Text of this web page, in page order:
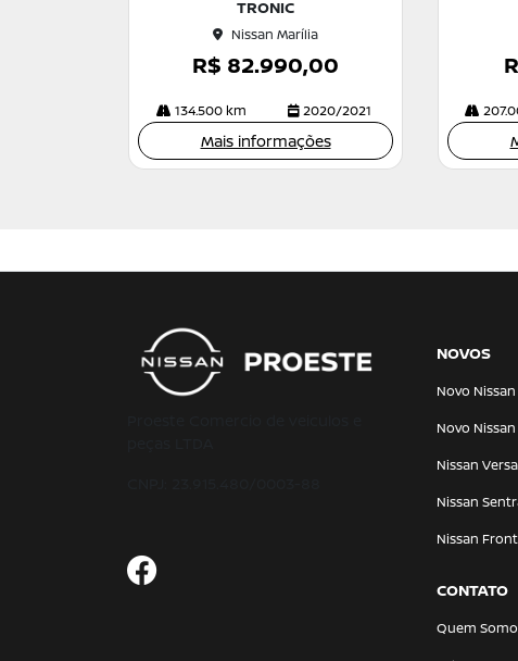
TRONIC
Nissan Marília
R$ 82.990,00
134.500 km 2020/2021
Mais informações
NOVOS
Novo
Novo
Nissan Versa
Nissan
Nissan
CONTATO
Quem